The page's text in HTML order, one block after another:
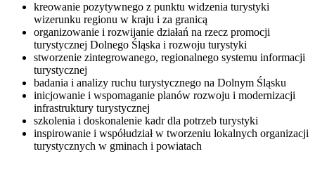
kreowanie pozytywnego z punktu widzenia turystyki
wizerunku regionu w kraju i za granicą
organizowanie i rozwijanie działań na rzecz promocji
turystycznej Dolnego Śląska i rozwoju turystyki
stworzenie zintegrowanego, regionalnego systemu informacji
turystycznej
badania i analizy ruchu turystycznego na Dolnym Śląsku
inicjowanie i wspomaganie planów rozwoju i modernizacji
infrastruktury turystycznej
szkolenia i doskonalenie kadr dla potrzeb turystyki
inspirowanie i współudział w tworzeniu lokalnych organizacji
turystycznych w gminach i powiatach